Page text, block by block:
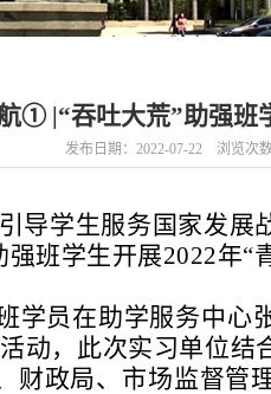
① |“吞吐大荒”助强班
发布日期：2022-07-22 浏览次
导学生服务国家发
班学生开展2022年“
学员在助学服务中心
动， 此次实习单位结
财政局、市场监督管